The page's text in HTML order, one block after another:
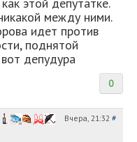
между ними.
идет против
поднятой
депудура
0
Вчера, 21:32 #